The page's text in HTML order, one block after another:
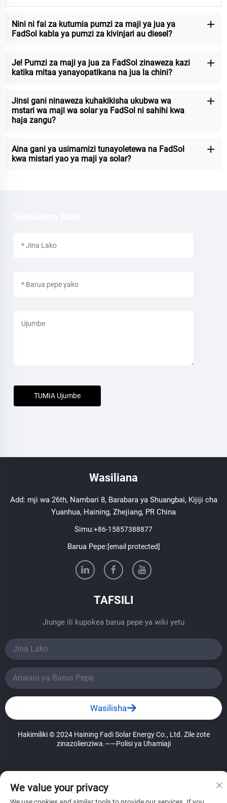
Nini ni fai za kutumia pumzi za maji ya jua ya
FadSol kabla ya pumzi za kivinjari au diesel?
Je! Pumzi za maji ya jua za FadSol zinaweza kazi
katika mitaa yanayopatikana na jua la chini?
Jinsi gani ninaweza kuhakikisha ukubwa wa
mstari wa maji wa solar ya FadSol ni sahihi kwa
haja zangu?
Aina gani ya usimamizi tunayoletewa na FadSol
kwa mistari yao ya maji ya solar?
TUMIA Ujumbe
Wasiliana
Add: mji wa 26th, Nambari 8, Barabara ya Shuangbai, Kijiji cha
Yuanhua, Haining, Zhejiang, PR China
Simu:+86-15857388877
Barua Pepe:[email protected]
TAFSILI
Jiunge ili kupokea barua pepe ya wiki yetu
Wasilisha
Hakimiliki © 2024 Haining Fadi Solar Energy Co., Ltd. Zile zote
zinazolienziwa.——Polisi ya Uhamiaji
We value your privacy